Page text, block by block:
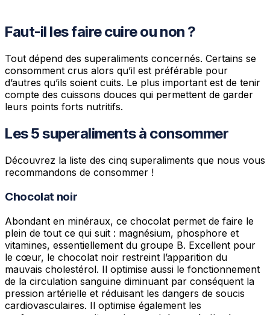
Faut-il les faire cuire ou non ?
Tout dépend des superaliments concernés. Certains se
consomment crus alors qu’il est préférable pour
d’autres qu’ils soient cuits. Le plus important est de tenir
compte des cuissons douces qui permettent de garder
leurs points forts nutritifs.
Les 5 superaliments à consommer
Découvrez la liste des cinq superaliments que nous vous
recommandons de consommer !
Chocolat noir
Abondant en minéraux, ce chocolat permet de faire le
plein de tout ce qui suit : magnésium, phosphore et
vitamines, essentiellement du groupe B. Excellent pour
le cœur, le chocolat noir restreint l’apparition du
mauvais cholestérol. Il optimise aussi le fonctionnement
de la circulation sanguine diminuant par conséquent la
pression artérielle et réduisant les dangers de soucis
cardiovasculaires. Il optimise également les